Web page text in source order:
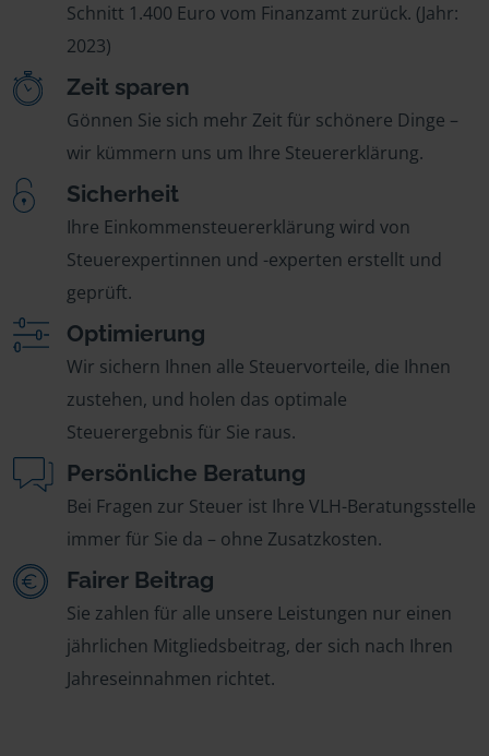
Schnitt 1.400 Euro vom Finanzamt zurück. (Jahr:
2023)
Zeit sparen
Gönnen Sie sich mehr Zeit für schönere Dinge –
wir kümmern uns um Ihre Steuererklärung.
Sicherheit
Ihre Einkommensteuererklärung wird von
Steuerexpertinnen und -experten erstellt und
geprüft.
Optimierung
Wir sichern Ihnen alle Steuervorteile, die Ihnen
zustehen, und holen das optimale
Steuerergebnis für Sie raus.
Persönliche Beratung
Bei Fragen zur Steuer ist Ihre VLH-Beratungsstelle
immer für Sie da – ohne Zusatzkosten.
Fairer Beitrag
Sie zahlen für alle unsere Leistungen nur einen
jährlichen Mitgliedsbeitrag, der sich nach Ihren
Jahreseinnahmen richtet.